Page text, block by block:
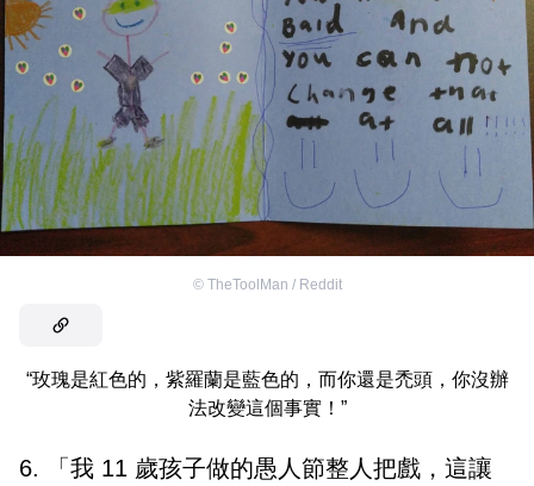
© TheToolMan / Reddit
“玫瑰是紅色的，紫羅蘭是藍色的，而你還是禿頭，你沒辦
法改變這個事實！”
6. 「我 11 歲孩子做的愚人節整人把戲，這讓